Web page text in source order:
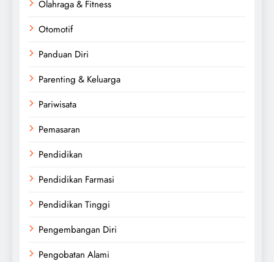
Olahraga & Fitness
Otomotif
Panduan Diri
Parenting & Keluarga
Pariwisata
Pemasaran
Pendidikan
Pendidikan Farmasi
Pendidikan Tinggi
Pengembangan Diri
Pengobatan Alami